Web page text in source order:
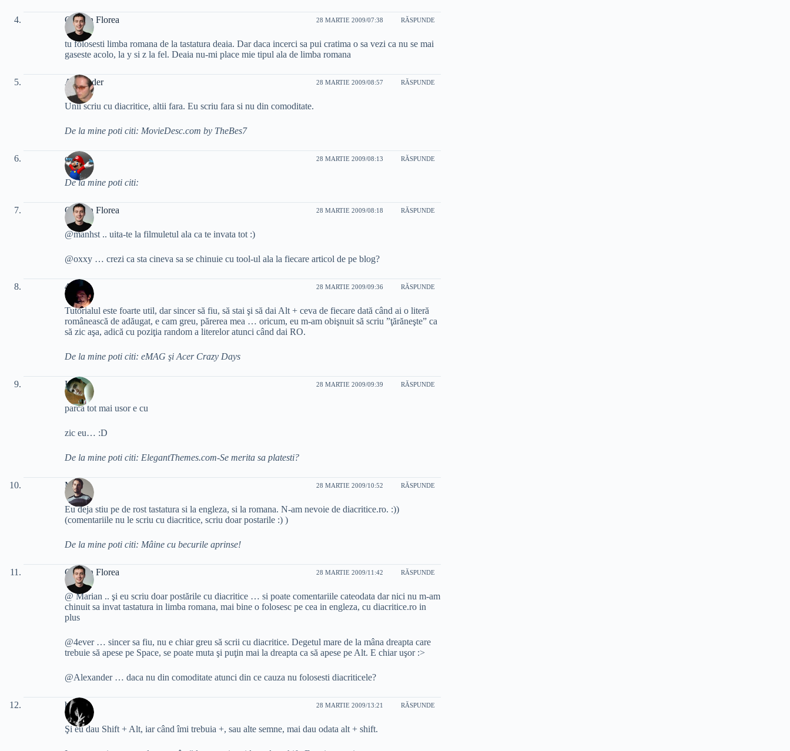
Cristian Florea 28 MARTIE 2009/07:38 RĂSPUNDE
tu folosesti limba romana de la tastatura deaia. Dar daca incerci sa pui cratima o sa vezi ca nu se mai
gaseste acolo, la y si z la fel. Deaia nu-mi place mie tipul ala de limba romana
Alexander 28 MARTIE 2009/08:57 RĂSPUNDE
Unii scriu cu diacritice, altii fara. Eu scriu fara si nu din comoditate.
De la mine poti citi: MovieDesc.com by TheBes7
oxxy 28 MARTIE 2009/08:13 RĂSPUNDE
De la mine poti citi:
Cristian Florea 28 MARTIE 2009/08:18 RĂSPUNDE
@manhst .. uita-te la filmuletul ala ca te invata tot :)
@oxxy … crezi ca sta cineva sa se chinuie cu tool-ul ala la fiecare articol de pe blog?
4ever 28 MARTIE 2009/09:36 RĂSPUNDE
Tutorialul este foarte util, dar sincer să fiu, să stai şi să dai Alt + ceva de fiecare dată când ai o literă
românească de adăugat, e cam greu, părerea mea … oricum, eu m-am obişnuit să scriu ”ţărăneşte” ca
să zic aşa, adică cu poziţia random a literelor atunci când dai RO.
De la mine poti citi: eMAG şi Acer Crazy Days
Iulyan 28 MARTIE 2009/09:39 RĂSPUNDE
parca tot mai usor e cu
zic eu… :D
De la mine poti citi: ElegantThemes.com-Se merita sa platesti?
Marian 28 MARTIE 2009/10:52 RĂSPUNDE
Eu deja stiu pe de rost tastatura si la engleza, si la romana. N-am nevoie de diacritice.ro. :))
(comentariile nu le scriu cu diacritice, scriu doar postarile :) )
De la mine poti citi: Mâine cu becurile aprinse!
Cristian Florea 28 MARTIE 2009/11:42 RĂSPUNDE
@ Marian .. şi eu scriu doar postările cu diacritice … si poate comentariile cateodata dar nici nu m-am
chinuit sa invat tastatura in limba romana, mai bine o folosesc pe cea in engleza, cu diacritice.ro in
plus
@4ever … sincer sa fiu, nu e chiar greu să scrii cu diacritice. Degetul mare de la mâna dreapta care
trebuie să apese pe Space, se poate muta şi puţin mai la dreapta ca să apese pe Alt. E chiar uşor :>
@Alexander … daca nu din comoditate atunci din ce cauza nu folosesti diacriticele?
heat 28 MARTIE 2009/13:21 RĂSPUNDE
Şi eu dau Shift + Alt, iar când îmi trebuia +, sau alte semne, mai dau odata alt + shift.